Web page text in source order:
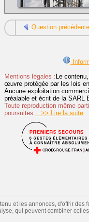
Question précédente
Mentions légales : Le
œuvre protégée par les lois
Aucune exploitation
préalable et écrit de la SARL
Toute reproduction même
poursuites. >> Lire la suite
et les annonces, d'offrir
qui peuvent combiner